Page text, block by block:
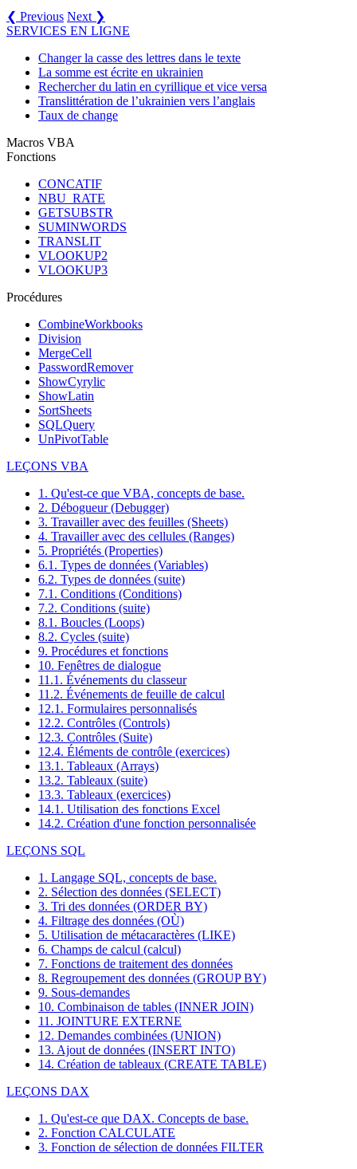
❮ Previous Next ❯
SERVICES EN LIGNE
Changer la casse des lettres dans le texte
La somme est écrite en ukrainien
Rechercher du latin en cyrillique et vice versa
Translittération de l’ukrainien vers l’anglais
Taux de change
Macros VBA
Fonctions
CONCATIF
NBU_RATE
GETSUBSTR
SUMINWORDS
TRANSLIT
VLOOKUP2
VLOOKUP3
Procédures
CombineWorkbooks
Division
MergeCell
PasswordRemover
ShowCyrylic
ShowLatin
SortSheets
SQLQuery
UnPivotTable
LEÇONS VBA
1. Qu'est-ce que VBA, concepts de base.
2. Débogueur (Debugger)
3. Travailler avec des feuilles (Sheets)
4. Travailler avec des cellules (Ranges)
5. Propriétés (Properties)
6.1. Types de données (Variables)
6.2. Types de données (suite)
7.1. Conditions (Conditions)
7.2. Conditions (suite)
8.1. Boucles (Loops)
8.2. Cycles (suite)
9. Procédures et fonctions
10. Fenêtres de dialogue
11.1. Événements du classeur
11.2. Événements de feuille de calcul
12.1. Formulaires personnalisés
12.2. Contrôles (Controls)
12.3. Contrôles (Suite)
12.4. Éléments de contrôle (exercices)
13.1. Tableaux (Arrays)
13.2. Tableaux (suite)
13.3. Tableaux (exercices)
14.1. Utilisation des fonctions Excel
14.2. Création d'une fonction personnalisée
LEÇONS SQL
1. Langage SQL, concepts de base.
2. Sélection des données (SELECT)
3. Tri des données (ORDER BY)
4. Filtrage des données (OÙ)
5. Utilisation de métacaractères (LIKE)
6. Champs de calcul (calcul)
7. Fonctions de traitement des données
8. Regroupement des données (GROUP BY)
9. Sous-demandes
10. Combinaison de tables (INNER JOIN)
11. JOINTURE EXTERNE
12. Demandes combinées (UNION)
13. Ajout de données (INSERT INTO)
14. Création de tableaux (CREATE TABLE)
LEÇONS DAX
1. Qu'est-ce que DAX. Concepts de base.
2. Fonction CALCULATE
3. Fonction de sélection de données FILTER